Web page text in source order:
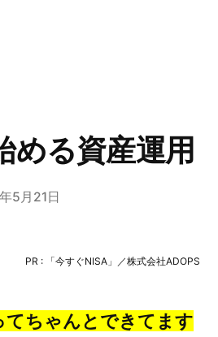
める資産運用
5月21日
PR : 「今すぐNISA」／株式会社ADOPS
てちゃんとできてます